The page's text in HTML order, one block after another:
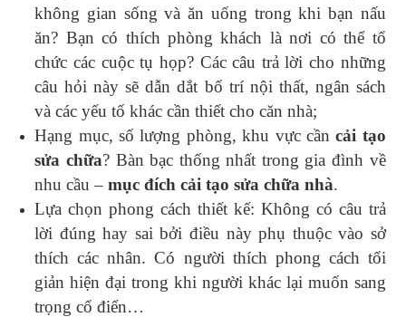
không gian sống và ăn uống trong khi bạn nấu
ăn? Bạn có thích phòng khách là nơi có thể tổ
chức các cuộc tụ họp? Các câu trả lời cho những
câu hỏi này sẽ dẫn dắt bố trí nội thất, ngân sách
và các yếu tố khác cần thiết cho căn nhà;
Hạng mục, số lượng phòng, khu vực cầncải tạo
sửa chữa? Bàn bạc thống nhất trong gia đình về
nhu cầu –mục đích cải tạo sửa chữa nhà.
Lựa chọn phong cách thiết kế: Không có câu trả
lời đúng hay sai bởi điều này phụ thuộc vào sở
thích các nhân. Có người thích phong cách tối
giản hiện đại trong khi người khác lại muốn sang
trọng cổ điển…